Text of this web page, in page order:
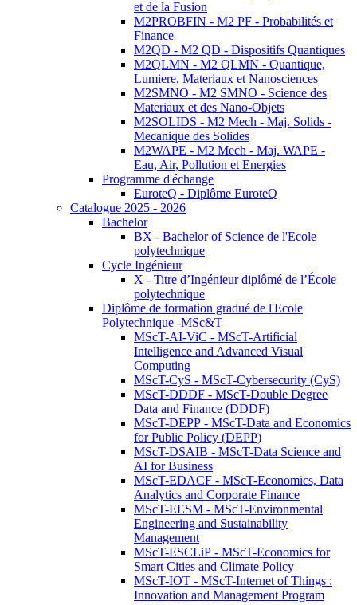
et de la Fusion
M2PROBFIN - M2 PF - Probabilités et
Finance
M2QD - M2 QD - Dispositifs Quantiques
M2QLMN - M2 QLMN - Quantique,
Lumiere, Materiaux et Nanosciences
M2SMNO - M2 SMNO - Science des
Materiaux et des Nano-Objets
M2SOLIDS - M2 Mech - Maj. Solids -
Mecanique des Solides
M2WAPE - M2 Mech - Maj. WAPE -
Eau, Air, Pollution et Energies
Programme d'échange
EuroteQ - Diplôme EuroteQ
Catalogue 2025 - 2026
Bachelor
BX - Bachelor of Science de l'Ecole
polytechnique
Cycle Ingénieur
X - Titre d’Ingénieur diplômé de l’École
polytechnique
Diplôme de formation gradué de l'Ecole
Polytechnique -MSc&T
MScT-AI-ViC - MScT-Artificial
Intelligence and Advanced Visual
Computing
MScT-CyS - MScT-Cybersecurity (CyS)
MScT-DDDF - MScT-Double Degree
Data and Finance (DDDF)
MScT-DEPP - MScT-Data and Economics
for Public Policy (DEPP)
MScT-DSAIB - MScT-Data Science and
AI for Business
MScT-EDACF - MScT-Economics, Data
Analytics and Corporate Finance
MScT-EESM - MScT-Environmental
Engineering and Sustainability
Management
MScT-ESCLiP - MScT-Economics for
Smart Cities and Climate Policy
MScT-IOT - MScT-Internet of Things :
Innovation and Management Program